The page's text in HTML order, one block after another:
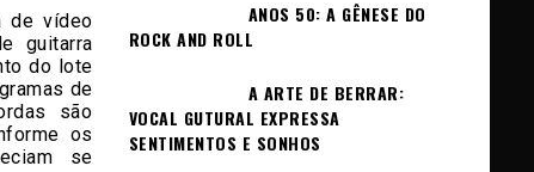
de vídeo
guitarra
do lote
de
são
os
se
ANOS 50: A GÊNESE DO
ROCK AND ROLL
A ARTE DE BERRAR:
VOCAL GUTURAL EXPRESSA
SENTIMENTOS E SONHOS